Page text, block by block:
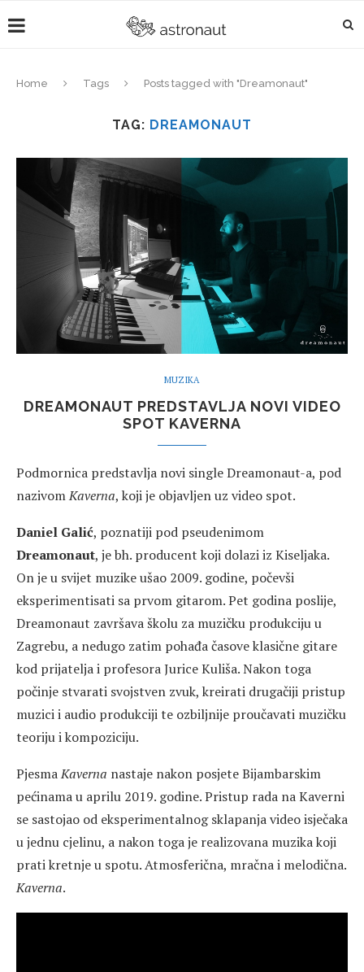
Home Tags Posts tagged with "Dreamonaut"
TAG: DREAMONAUT
MUZIKA
DREAMONAUT PREDSTAVLJA NOVI VIDEO
SPOT KAVERNA
Podmornica predstavlja novi single Dreamonaut-a, pod
nazivomKaverna, koji je objavljen uz video spot.
Daniel Galić, poznatiji pod pseudenimom
Dreamonaut, je bh. producent koji dolazi iz Kiseljaka.
On je u svijet muzike ušao 2009. godine, počevši
eksperimentisati sa prvom gitarom. Pet godina poslije,
Dreamonaut završava školu za muzičku produkciju u
Zagrebu, a nedugo zatim pohađa časove klasične gitare
kod prijatelja i profesora Jurice Kuliša. Nakon toga
počinje stvarati svojstven zvuk, kreirati drugačiji pristup
muzici i audio produkciji te ozbiljnije proučavati muzičku
teoriju i kompoziciju.
PjesmaKaverna nastaje nakon posjete Bijambarskim
pećinama u aprilu 2019. godine. Pristup rada na Kaverni
se sastojao od eksperimentalnog sklapanja video isječaka
u jednu cjelinu, a nakon toga je realizovana muzika koji
prati kretnje u spotu. Atmosferična, mračna i melodična.
Kaverna.